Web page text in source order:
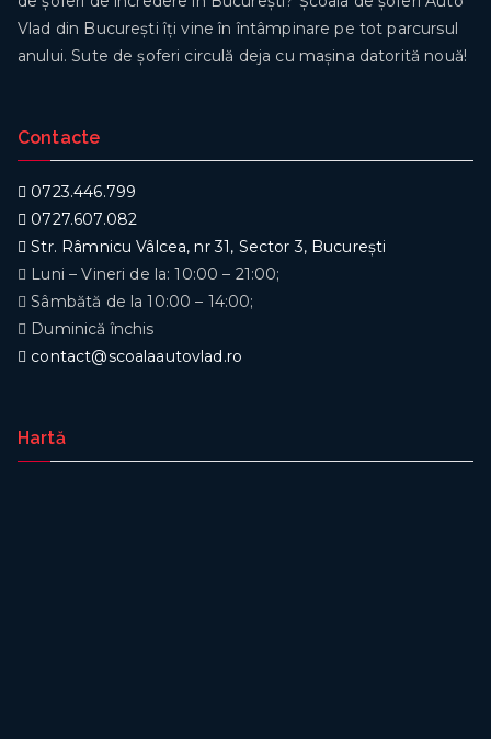
Vlad din București îți vine în întâmpinare pe tot parcursul
anului. Sute de șoferi circulă deja cu mașina datorită nouă!
Contacte
0723.446.799
0727.607.082
Str. Râmnicu Vâlcea, nr 31, Sector 3, București
Luni – Vineri de la: 10:00 – 21:00;
Sâmbătă de la 10:00 – 14:00;
Duminică închis
contact@scoalaautovlad.ro
Hartă